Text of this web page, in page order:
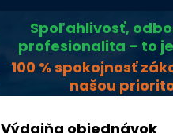
Spoľahlivosť,
profesionalita – to
100 % spokojnosť
našou
Výdajňa objednávok